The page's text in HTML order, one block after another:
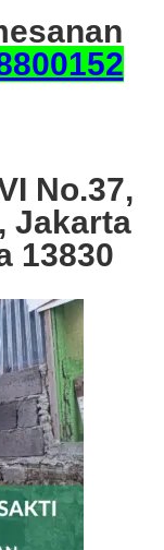
No.37,
Jakarta
13830